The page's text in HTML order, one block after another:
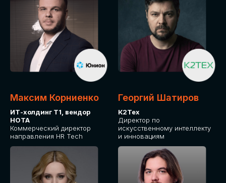
Максим Корниенко
ИТ-холдинг Т1, вендор
НОТА
Коммерческий директор
направления HR Tech
Георгий Шатиров
К2Тех
Директор по
искусственному интеллекту
и инновациям